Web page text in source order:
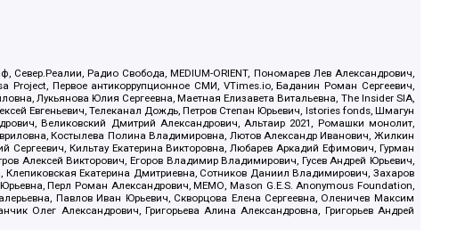
Радио Свобода, MEDIUM-ORIENT, Пономарев Лев Александрович,
Первое антикоррупционное СМИ, VTimes.io, Баданин Роман Сергеевич,
Лукьянова Юлия Сергеевна, Маетная Елизавета Витальевна, The Insider SIA,
Евгеньевич, Телеканал Дождь, Петров Степан Юрьевич, Istories fonds, Шмагун
Великовский Дмитрий Александрович, Альтаир 2021, Ромашки монолит,
Костылева Полина Владимировна, Лютов Александр Иванович, Жилкин
Кильтау Екатерина Викторовна, Любарев Аркадий Ефимович, Гурман
Алексей Викторович, Егоров Владимир Владимирович, Гусев Андрей Юрьевич,
Екатерина Дмитриевна, Сотников Даниил Владимирович, Захаров
Перл Роман Александрович, МЕМО, Mason G.E.S. Anonymous Foundation,
Павлов Иван Юрьевич, Скворцова Елена Сергеевна, Оленичев Максим
Олег Александрович, Григорьева Алина Александровна, Григорьев Андрей